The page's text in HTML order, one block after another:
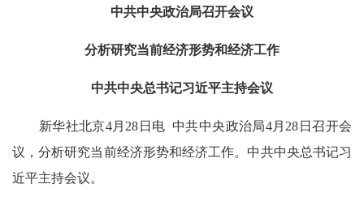
中共中央政治局召开会议
分析研究当前经济形势和经济工作
中共中央总书记习近平主持会议
新华社北京4月28日电 中共中央政治局4月28日召开会
议，分析研究当前经济形势和经济工作。中共中央总书记习
近平主持会议。